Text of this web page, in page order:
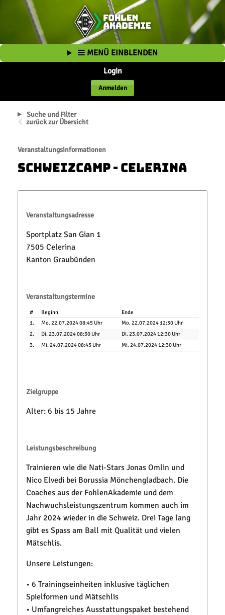
MENÜ EINBLENDEN
Login
Anmelden
Suche und Filter
zurück zur Übersicht
Veranstaltungsinformationen
Schweizcamp - Celerina
Veranstaltungsadresse
Sportplatz San Gian 1
7505 Celerina
Kanton Graubünden
Veranstaltungstermine
# Beginn
Ende
1.
Mo. 22.07.2024 08:45 Uhr
Mo. 22.07.2024 12:30 Uhr
2.
Di. 23.07.2024 08:30 Uhr
Di. 23.07.2024 12:30 Uhr
3.
Mi. 24.07.2024 08:45 Uhr Mi. 24.07.2024 12:30 Uhr
Zielgruppe
Alter: 6 bis 15 Jahre
Leistungsbeschreibung
Trainieren wie die Nati-Stars Jonas Omlin und
Nico Elvedi bei Borussia Mönchengladbach. Die
Coaches aus der FohlenAkademie und dem
Nachwuchsleistungszentrum kommen auch im
Jahr 2024 wieder in die Schweiz. Drei Tage lang
gibt es Spass am Ball mit Qualität und vielen
Mätschlis.
Unsere Leistungen:
• 6 Trainingseinheiten inklusive täglichen
Spielformen und Mätschlis
• Umfangreiches Ausstattungspaket bestehend